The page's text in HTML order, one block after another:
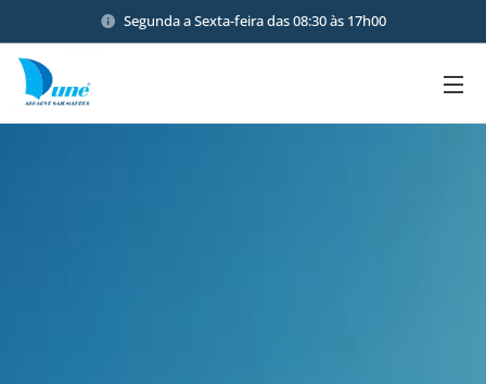
Segunda a Sexta-feira das 08:30 às 17h00